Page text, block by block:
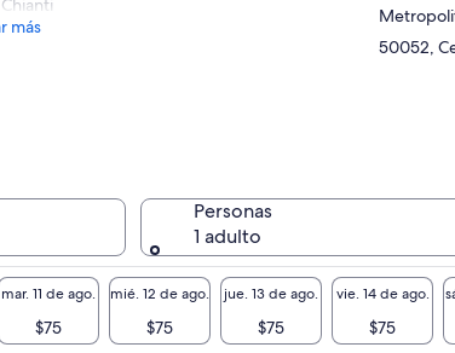
más
50052,
Personas
1 adulto
mar. 11 de ago.
$75
mié. 12 de ago.
$75
jue. 13 de ago.
$75
vie. 14 de ago.
$75